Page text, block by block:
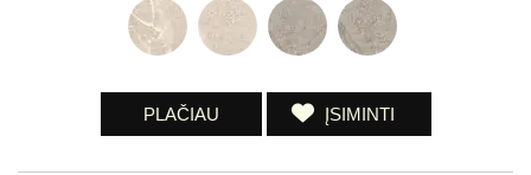
PLAČIAU ĮSIMINTI